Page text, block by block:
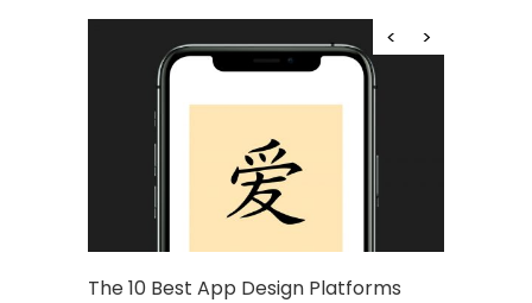
The 10 Best App Design Platforms